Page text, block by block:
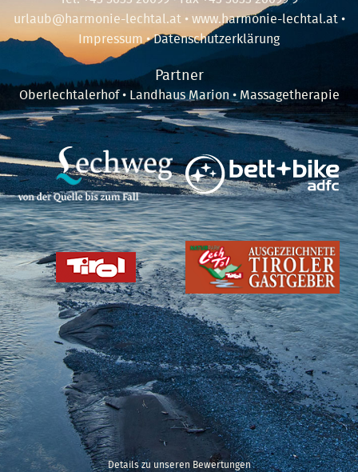
urlaub@harmonie-lechtal.at•www.harmonie-lechtal.at•
Impressum•Datenschutzerklärung
Partner
Oberlechtalerhof• Landhaus Marion•Massagetherapie
Details zu unseren Bewertungen